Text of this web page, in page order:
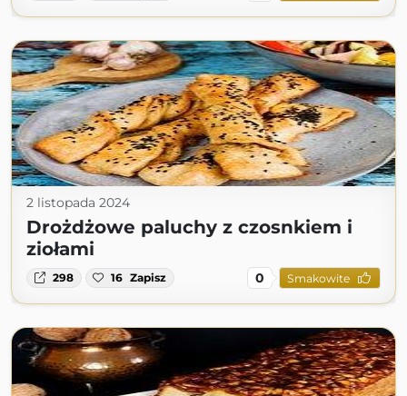
2 listopada 2024
Drożdżowe paluchy z czosnkiem i
ziołami
298 16 Zapisz 0 Smakowite